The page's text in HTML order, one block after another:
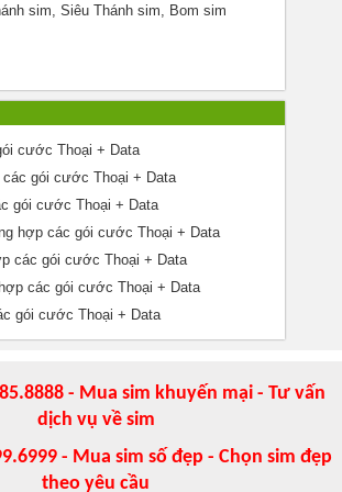
sim, Siêu Thánh sim, Bom sim
cước Thoại + Data
các gói cước Thoại + Data
gói cước Thoại + Data
hợp các gói cước Thoại + Data
các gói cước Thoại + Data
các gói cước Thoại + Data
gói cước Thoại + Data
- Mua sim khuyến mại - Tư vấn
dịch vụ về sim
- Mua sim số đẹp - Chọn sim đẹp
theo yêu cầu